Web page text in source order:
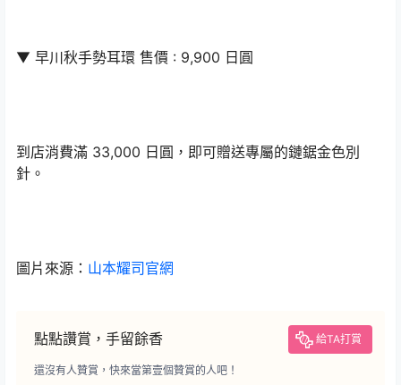
▼ 早川秋手勢耳環 售價 : 9,900 日圓
到店消費滿 33,000 日圓，即可贈送專屬的鏈鋸金色別
針。
圖片來源： 山本耀司官網
點點讚賞，手留餘香 給TA打賞
還沒有人贊賞，快來當第壹個贊賞的人吧！